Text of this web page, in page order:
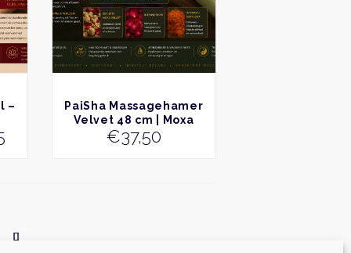
–
BEKIJK
PaiSha Massagehamer
Velvet 48 cm | Moxa
Wellness Tool
€37,50